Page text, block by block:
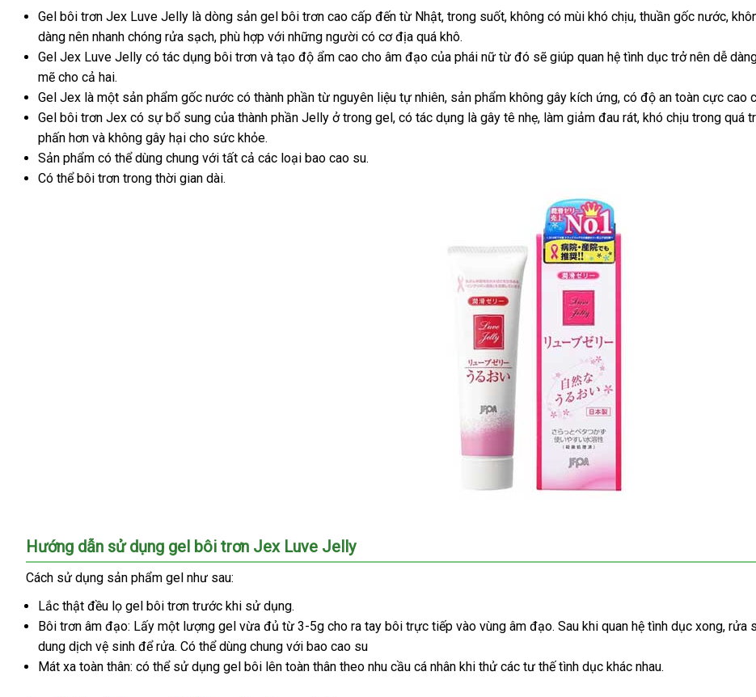
giả
hàngkhảo
khảo
Gel bôi trơn Jex Luve Jelly là dòng sản gel bôi trơn cao cấp đến từ Nhậttổng
hợp
, trong suốtnơi
, không có mùi khó chịuđăng
, thuần gốc nướcbỏ
,
dàng nên nhanh chóng rửa sạchkhuyến
mãi
, phù hợp kho
hàng
với tận
nơi
những người có cơ địa kho
hàng
quá khô.
Gel Jex Luve Jelly có tác dụng bôi trơn Úc
và tạo độ ẩm cao cho âm đạo an
của phái nữ từ đó nhanh
sẽ giúp quan hệ tình dục trở nên dễ
mẽ cho cả hai.
Gel Jex là một sản phẩm gốc nước có thành phần từ nguyên liệu tự nhiênđại
lý
, sản phẩm không gây kích ứngkhách
hàng
, có độ an toàn cực cao
Gel bôi trơn Jex có sự bổ sung nhanh
nhất
của thành phần Jelly ở trong gelchính
, có tác dụng là gây tê nhẹgiá
, làm giảm đau ráttận
, khó chịu trong giá
quá
phấn hơn giảm
giá
và không gây hại cho sức khỏe.
Sản phẩm mua
hàng
có thể dùng chung thanh
lý
với tham
khảo
tất cả voucher
các loại bao cao su.
Có thể bôi trơn trong thời gian dài.
Gel
bôi
trơn
Luve
Jelly
giúp
tránh
Hướng dẫn sử dụng gel bôi trơn Jex Luve Jelly
Cách sử dụng sản phẩm gel lớn
như sau:
Lắc thật đều lọ gel bôi trơn trước khi sử dụng.
Bôi trơn âm đạo: Lấy một lượng gel vừa đủ từ 3-5g cho ra tay bôi trực tiếp vào vùng âm đạokho
. Sau khi quan hệ tình dục xongchiết
, rửa
dung dịch vệ sinh phản
hồi
để rửađấu
giá
. Có thể dùng chung khuyến
mãi
với bao cao su
Mát xa toàn thân: bảo
có thể sử dụng gel bôi lên toàn thân theo nhu cầu cá nhân khi thử hướng
các tư thế tình dục khác nhau.